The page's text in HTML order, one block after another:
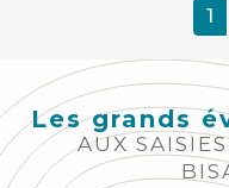
1
Les grands
AUX